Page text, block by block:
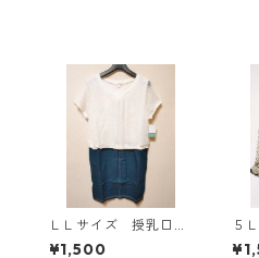
ＬＬサイズ 授乳口付
き マタニティ ドッ
¥1,500
５
ト